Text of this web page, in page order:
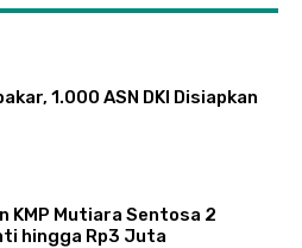
1.000 ASN DKI Disiapkan
KMP Mutiara Sentosa 2
hingga Rp3 Juta